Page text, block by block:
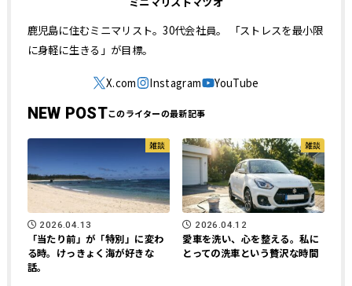
鹿児島に住むミニマリスト。30代会社員。 「ストレスを最小限
に身軽に生きる」が目標。
NEW POST
雑談
2026.04.13
「当たり前」が「特別」に変わ
る時。けっきょく海が好きな
話。
雑談
2026.04.12
愛車を洗い、心を整える。私に
とっての洗車という贅沢な時間